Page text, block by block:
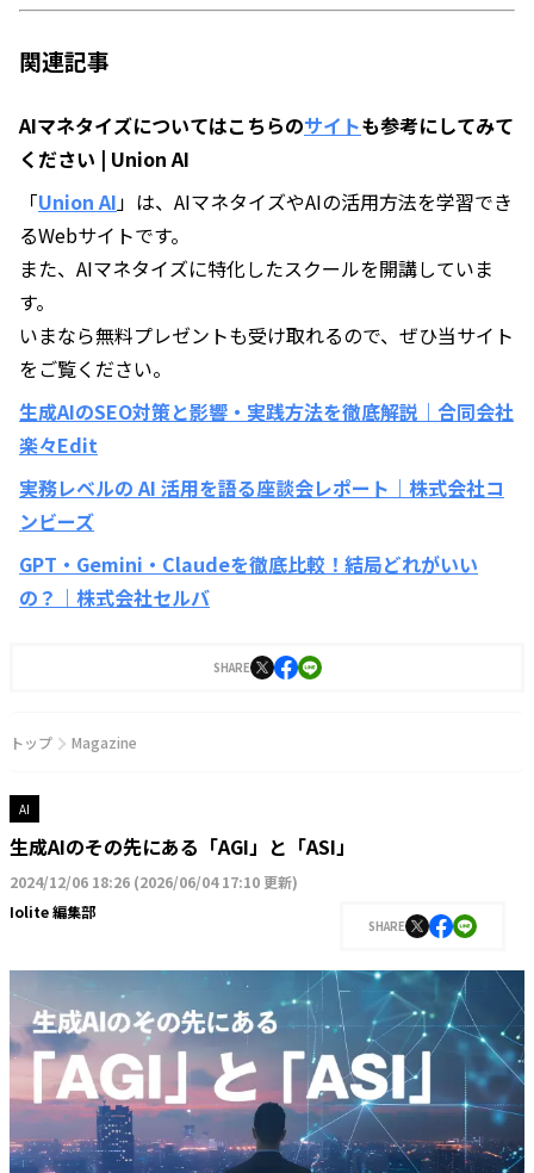
関連記事
AIマネタイズについてはこちらのサイトも参考にしてみて
ください | Union AI
「Union AI」は、AIマネタイズやAIの活用方法を学習でき
るWebサイトです。
また、AIマネタイズに特化したスクールを開講していま
す。
いまなら無料プレゼントも受け取れるので、ぜひ当サイト
をご覧ください。
生成AIのSEO対策と影響・実践方法を徹底解説｜合同会社
楽々Edit
実務レベルの AI 活用を語る座談会レポート｜株式会社コ
ンビーズ
GPT・Gemini・Claudeを徹底比較！結局どれがいい
の？｜株式会社セルバ
SHARE
トップ Magazine
AI
生成AIのその先にある「AGI」と「ASI」
2024/12/06 18:26 (2026/06/04 17:10 更新)
Iolite 編集部
SHARE